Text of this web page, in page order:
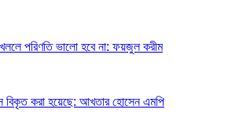
পরিণতি ভালো হবে না: ফয়জুল করীম
বিকৃত করা হয়েছে: আখতার হোসেন এমপি